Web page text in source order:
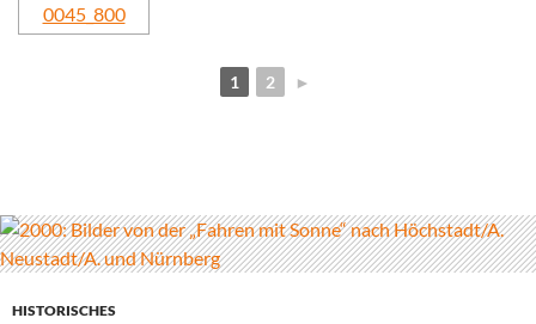
1 2 ►
HISTORISCHES